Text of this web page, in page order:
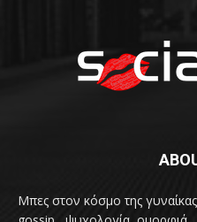
Μπες στον κόσμο της